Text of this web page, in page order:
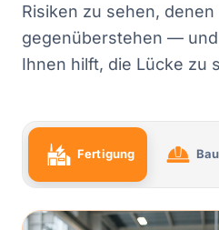
Risiken zu sehen, denen
gegenüberstehen —
Ihnen hilft, die Lücke zu
Fertigung Bau